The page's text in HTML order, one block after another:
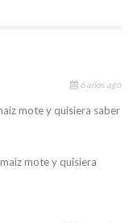
6 años ago
mote y quisiera saber
mote y quisiera